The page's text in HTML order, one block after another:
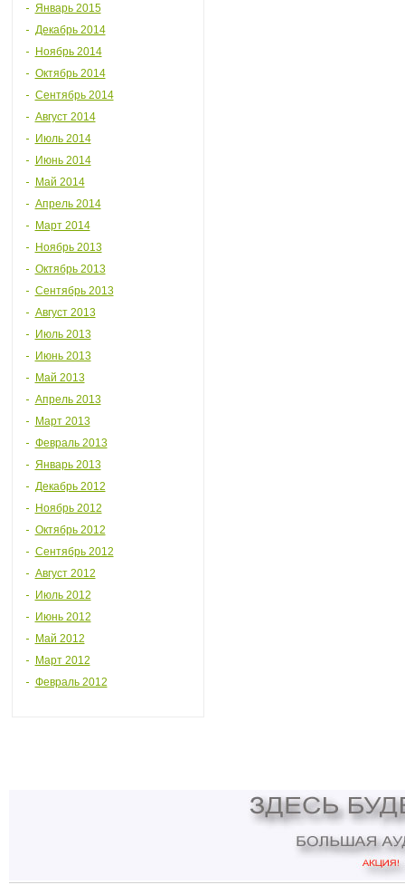
Январь 2015
Декабрь 2014
Ноябрь 2014
Октябрь 2014
Сентябрь 2014
Август 2014
Июль 2014
Июнь 2014
Май 2014
Апрель 2014
Март 2014
Ноябрь 2013
Октябрь 2013
Сентябрь 2013
Август 2013
Июль 2013
Июнь 2013
Май 2013
Апрель 2013
Март 2013
Февраль 2013
Январь 2013
Декабрь 2012
Ноябрь 2012
Октябрь 2012
Сентябрь 2012
Август 2012
Июль 2012
Июнь 2012
Май 2012
Март 2012
Февраль 2012